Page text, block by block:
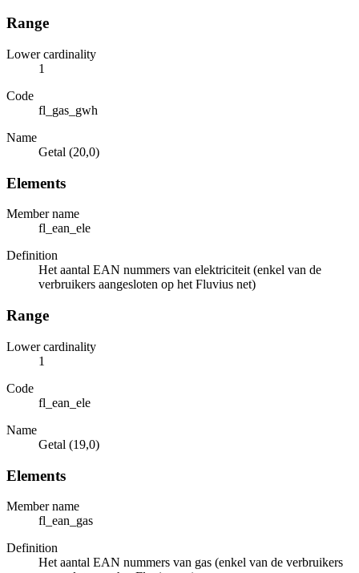
Range
Lower cardinality
1
Code
fl_gas_gwh
Name
Getal (20,0)
Elements
Member name
fl_ean_ele
Definition
Het aantal EAN nummers van elektriciteit (enkel van de
verbruikers aangesloten op het Fluvius net)
Range
Lower cardinality
1
Code
fl_ean_ele
Name
Getal (19,0)
Elements
Member name
fl_ean_gas
Definition
Het aantal EAN nummers van gas (enkel van de verbruikers